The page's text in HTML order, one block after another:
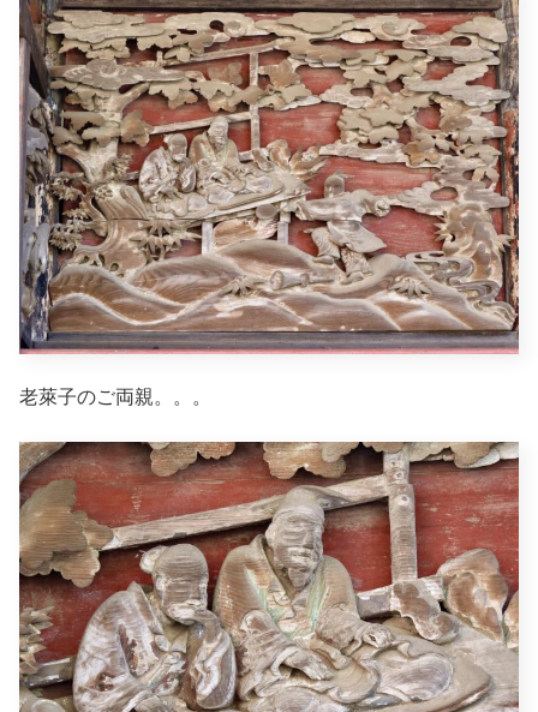
老萊子のご両親。。。